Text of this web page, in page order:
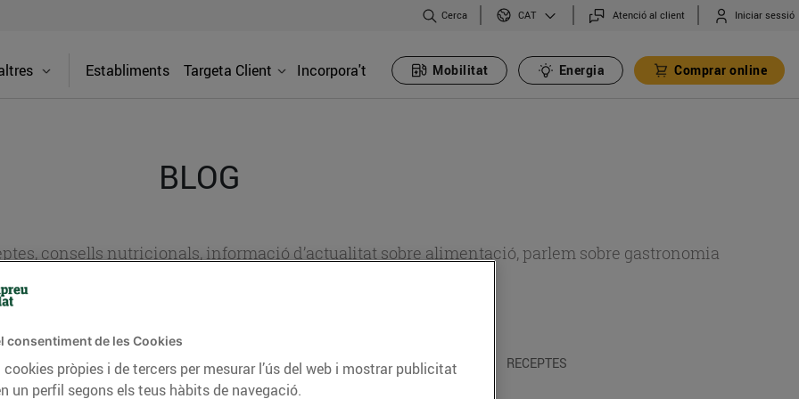
Cerca CAT Atenció al client Iniciar sessió
Establiments Targeta Client Incorpora't Mobilitat Energia Comprar online
BLOG
consells nutricionals, informació d’actualitat sobre alimentació, parlem sobre gastronomia
CONSELLS I HÀBITS SALUDABLES ENERGIA GASTRONOMIA I TRADICIONS RECEPTES
consentiment de les Cookies
pròpies i de tercers per mesurar l’ús del web i mostrar publicitat
un perfil segons els teus hàbits de navegació.